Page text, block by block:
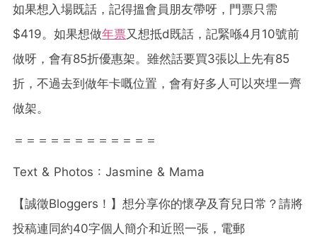
如果想入場既話，記得搵會員朋友帶呀，門票只需
$419。如果想做年票又想抵d既話，記緊喺4月10號前
做呀，會有85折優惠架。雖然話要買3張以上先有85
折，不過去到做年卡嘅位置，會有好多人可以夾埋一齊
做架。
＝＝＝＝＝＝＝＝＝＝＝＝
Text & Photos : Jasmine & Mama
【誠徵Bloggers ！】想分享你的懷孕及育兒日常？請將
投稿連同約40字個人簡介和近照一張，電郵